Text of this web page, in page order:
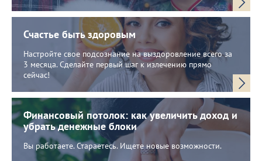
Счастье быть здоровым
Настройте свое подсознание на выздоровление всего за
3 месяца. Сделайте первый шаг к излечению прямо
сейчас!
Финансовый потолок: как увеличить доход и
убрать денежные блоки
Вы работаете. Стараетесь. Ищете новые возможности.